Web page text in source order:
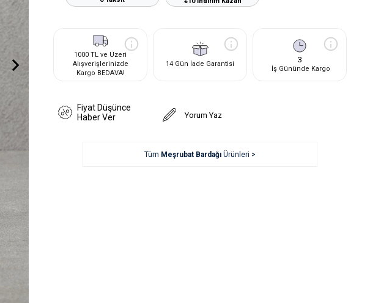
1000 TL ve Üzeri
Alışverişlerinizde
Kargo BEDAVA!
14 Gün İade Garantisi 3
İş Gününde Kargo
Fiyat Düşünce
Haber Ver
Yorum Yaz
Tüm Meşrubat Bardağı Ürünleri >